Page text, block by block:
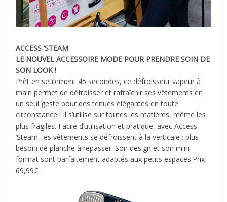
ACCESS ‘STEAM
LE NOUVEL ACCESSOIRE MODE POUR PRENDRE SOIN DE
SON LOOK !
Prêt en seulement 45 secondes, ce défroisseur vapeur à
main permet de défroisser et rafraîchir ses vêtements en
un seul geste pour des tenues élégantes en toute
circonstance ! Il s’utilise sur toutes les matières, même les
plus fragiles. Facile d’utilisation et pratique, avec Access
’Steam, les vêtements se défroissent à la verticale : plus
besoin de planche à repasser. Son design et son mini
format sont parfaitement adaptés aux petits espaces.Prix
69,99€